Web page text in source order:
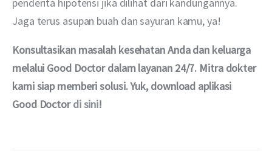
penderita hipotensi jika dilihat dari kandungannya.
Jaga terus asupan buah dan sayuran kamu, ya!
Konsultasikan masalah kesehatan Anda dan keluarga
melalui Good Doctor dalam layanan 24/7. Mitra dokter
kami siap memberi solusi. Yuk, download aplikasi
Good Doctor di sini!